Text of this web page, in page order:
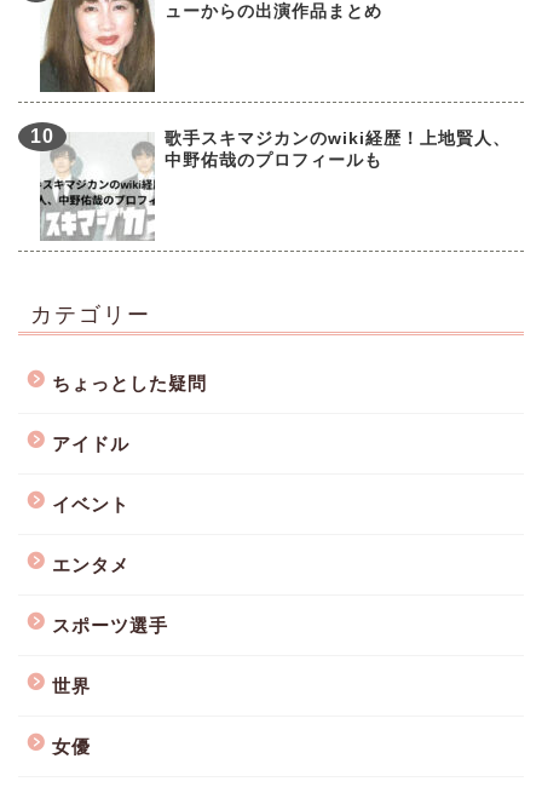
ューからの出演作品まとめ
歌手スキマジカンのwiki経歴！上地賢人、
中野佑哉のプロフィールも
カテゴリー
ちょっとした疑問
アイドル
イベント
エンタメ
スポーツ選手
世界
女優